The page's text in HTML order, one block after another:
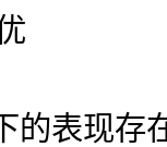
的表现存